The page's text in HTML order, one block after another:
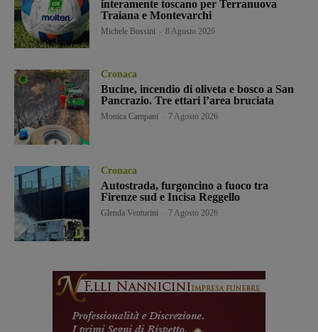
interamente toscano per Terranuova
Traiana e Montevarchi
Michele Bossini 8 Agosto 2026
Cronaca
Bucine, incendio di oliveta e bosco a San
Pancrazio. Tre ettari l’area bruciata
Monica Campani 7 Agosto 2026
Cronaca
Autostrada, furgoncino a fuoco tra
Firenze sud e Incisa Reggello
Glenda Venturini 7 Agosto 2026